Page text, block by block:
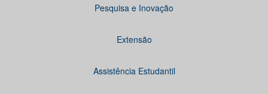
Pesquisa e Inovação
Extensão
Assistência Estudantil